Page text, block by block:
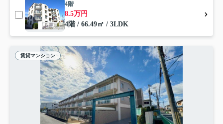
4階
8.5万円
4階 / 66.49㎡ / 3LDK
賃貸マンション